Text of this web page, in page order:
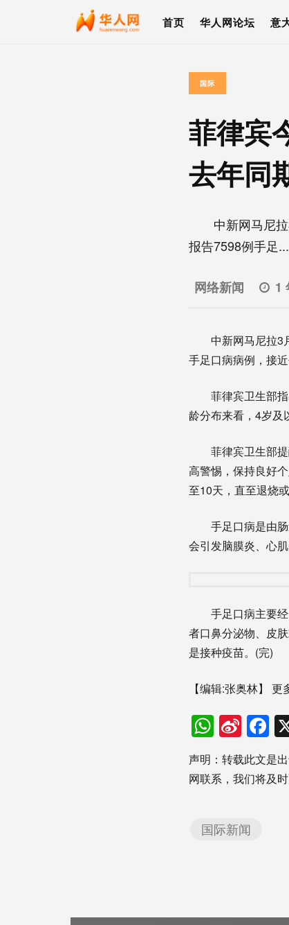
首页 华人网论坛 意
国际
菲律宾
去年同
中新网马尼拉3
报告7598例手足...
网络新闻 1
中新网马尼拉3月
手足口病病例，接近
菲律宾卫生部指
龄分布来看，4岁及
菲律宾卫生部提
高警惕，保持良好
至10天，直至退烧或
手足口病是由肠
会引发脑膜炎、心肌
手足口病主要经
者口鼻分泌物、皮
是接种疫苗。(完)
【编辑:张奥林】 更
Sina
声明：转载此文是
网联系，我们将及
国际新闻